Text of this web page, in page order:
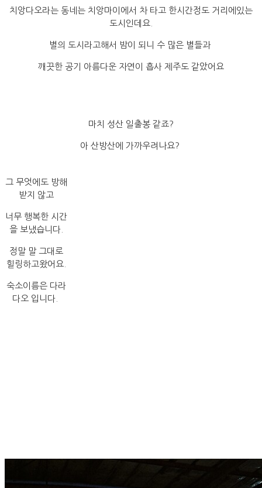
치앙다오라는 동네는 치앙마이에서 차 타고 한시간정도 거리에있는
도시인데요.
별의 도시라고해서 밤이 되니 수 많은 별들과
깨끗한 공기 아름다운 자연이 흡사 제주도 같았어요
마치 성산 일출봉 같죠?
아 산방산에 가까우려나요?
그 무엇에도 방해
받지 않고
너무 행복한 시간
을 보냈습니다.
정말 말 그대로
힐링하고왔어요.
숙소이름은 다라
다오 입니다.